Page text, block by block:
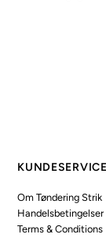
KUNDESERVICE
Om Tøndering Strik
Handelsbetingelser
Terms & Conditions